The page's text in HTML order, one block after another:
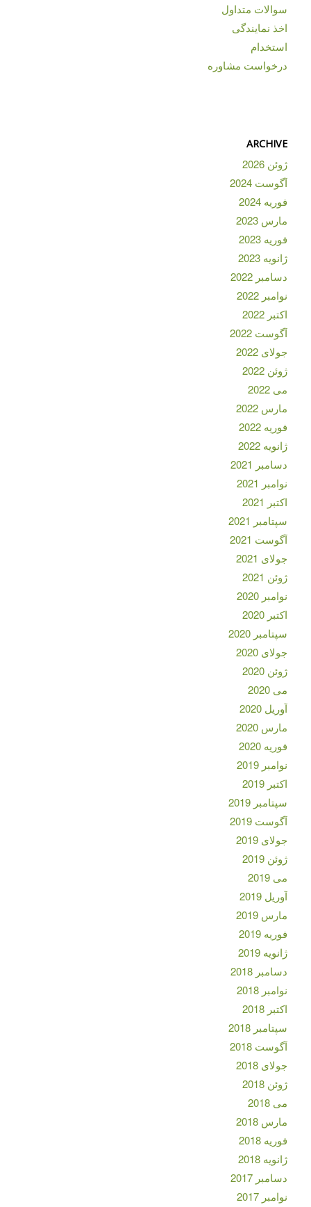
سوالات متداول
اخذ نمایندگی
استخدام
درخواست مشاوره
ARCHIVE
ژوئن 2026
آگوست 2024
فوریه 2024
مارس 2023
فوریه 2023
ژانویه 2023
دسامبر 2022
نوامبر 2022
اکتبر 2022
آگوست 2022
جولای 2022
ژوئن 2022
می 2022
مارس 2022
فوریه 2022
ژانویه 2022
دسامبر 2021
نوامبر 2021
اکتبر 2021
سپتامبر 2021
آگوست 2021
جولای 2021
ژوئن 2021
نوامبر 2020
اکتبر 2020
سپتامبر 2020
جولای 2020
ژوئن 2020
می 2020
آوریل 2020
مارس 2020
فوریه 2020
نوامبر 2019
اکتبر 2019
سپتامبر 2019
آگوست 2019
جولای 2019
ژوئن 2019
می 2019
آوریل 2019
مارس 2019
فوریه 2019
ژانویه 2019
دسامبر 2018
نوامبر 2018
اکتبر 2018
سپتامبر 2018
آگوست 2018
جولای 2018
ژوئن 2018
می 2018
مارس 2018
فوریه 2018
ژانویه 2018
دسامبر 2017
نوامبر 2017